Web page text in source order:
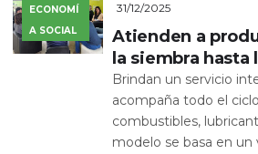
ECONOMÍ
A SOCIAL
31/12/2025
Atienden a
la siembra hasta
Brindan un servicio
acompaña todo el
combustibles,
modelo se basa en un